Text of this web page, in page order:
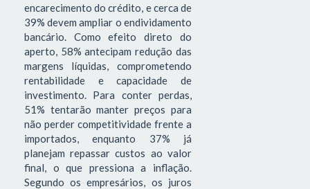
encarecimento do crédito, e cerca de
39% devem ampliar o endividamento
bancário. Como efeito direto do
aperto, 58% antecipam redução das
margens líquidas, comprometendo
rentabilidade e capacidade de
investimento. Para conter perdas,
51% tentarão manter preços para
não perder competitividade frente a
importados, enquanto 37% já
planejam repassar custos ao valor
final, o que pressiona a inflação.
Segundo os empresários, os juros